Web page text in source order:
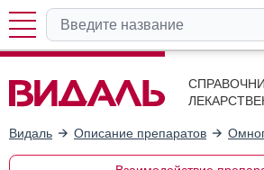
Видаль Описание препаратов